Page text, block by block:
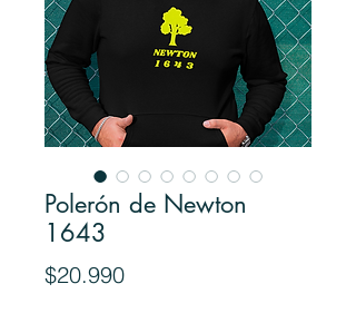
Polerón de Newton
1643
$20.990Precio